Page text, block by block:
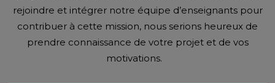
rejoindre et intégrer notre équipe d’enseignants pour
contribuer à cette mission, nous serions heureux de
prendre connaissance de votre projet et de vos
motivations.